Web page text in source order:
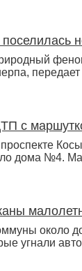
с
дома №4.
около
угнали